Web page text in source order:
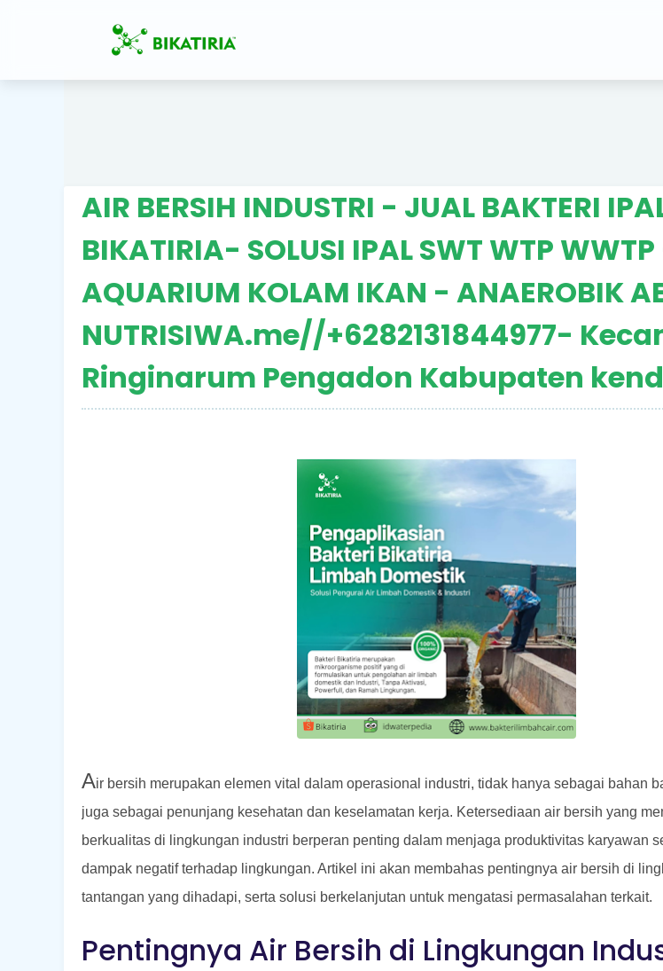
AIR BERSIH INDUSTRI - JUAL BAKTERI
BIKATIRIA- SOLUSI IPAL SWT WTP
AQUARIUM KOLAM IKAN - ANAEROBIK
NUTRISIWA.me//+6282131844977-
Ringinarum Pengadon Kabupaten
Air bersih merupakan elemen vital dalam operasional industri, tidak hanya sebagai bahan
juga sebagai penunjang kesehatan dan keselamatan kerja. Ketersediaan air bersih yang
berkualitas di lingkungan industri berperan penting dalam menjaga produktivitas karyawan
dampak negatif terhadap lingkungan. Artikel ini akan membahas pentingnya air bersih di
tantangan yang dihadapi, serta solusi berkelanjutan untuk mengatasi permasalahan terkait.
Pentingnya Air Bersih di Lingkungan